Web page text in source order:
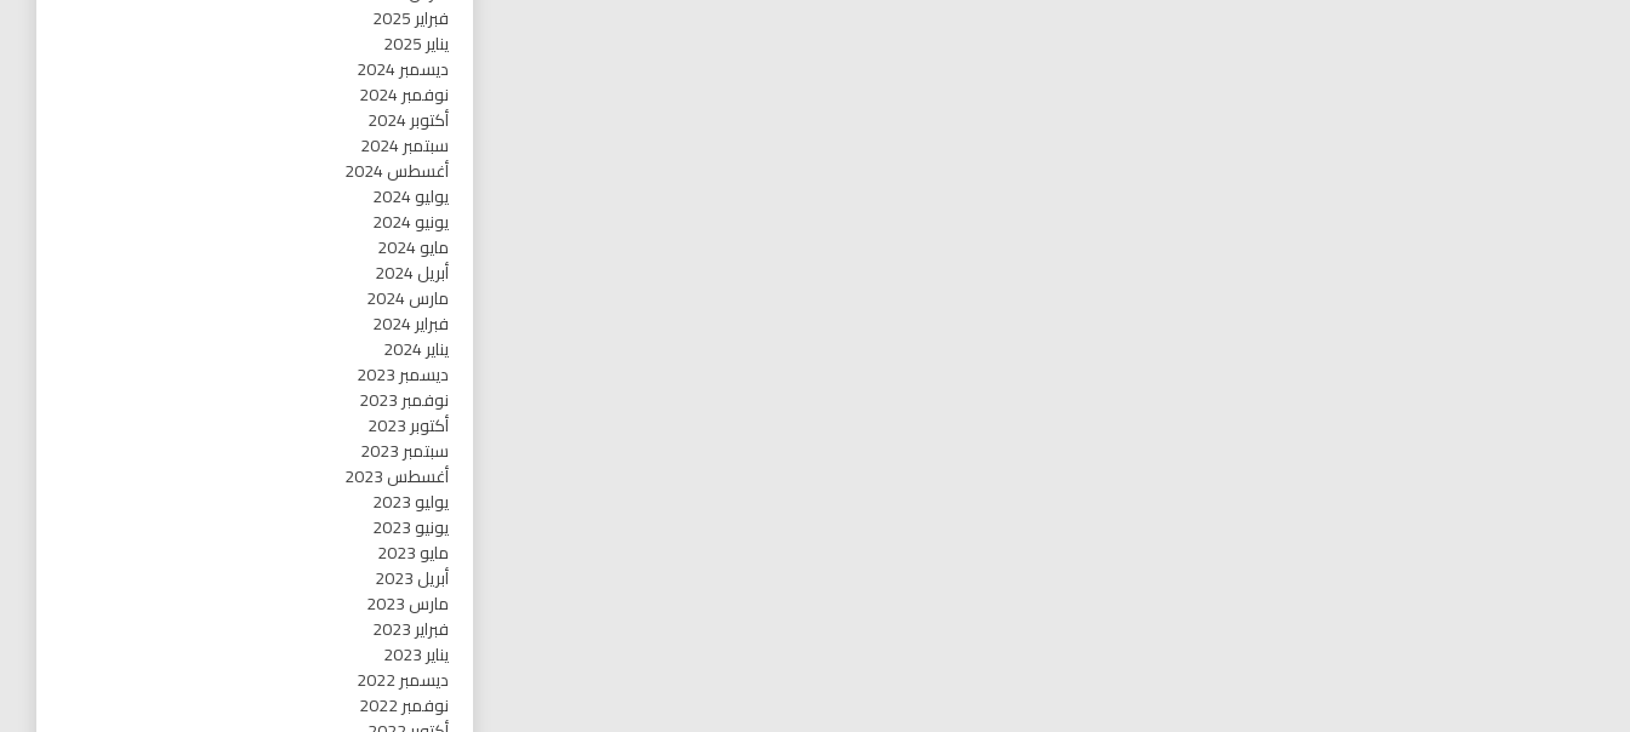
فبراير 2025
يناير 2025
ديسمبر 2024
نوفمبر 2024
أكتوبر 2024
سبتمبر 2024
أغسطس 2024
يوليو 2024
يونيو 2024
مايو 2024
أبريل 2024
مارس 2024
فبراير 2024
يناير 2024
ديسمبر 2023
نوفمبر 2023
أكتوبر 2023
سبتمبر 2023
أغسطس 2023
يوليو 2023
يونيو 2023
مايو 2023
أبريل 2023
مارس 2023
فبراير 2023
يناير 2023
ديسمبر 2022
نوفمبر 2022